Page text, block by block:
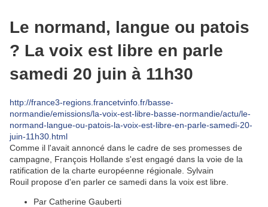
Le normand, langue ou patois
? La voix est libre en parle
samedi 20 juin à 11h30
http://france3-regions.francetvinfo.fr/basse-
normandie/emissions/la-voix-est-libre-basse-normandie/actu/le-
normand-langue-ou-patois-la-voix-est-libre-en-parle-samedi-20-
juin-11h30.html
Comme il l'avait annoncé dans le cadre de ses promesses de
campagne, François Hollande s'est engagé dans la voie de la
ratification de la charte européenne régionale. Sylvain
Rouil propose d'en parler ce samedi dans la voix est libre.
Par Catherine Gauberti